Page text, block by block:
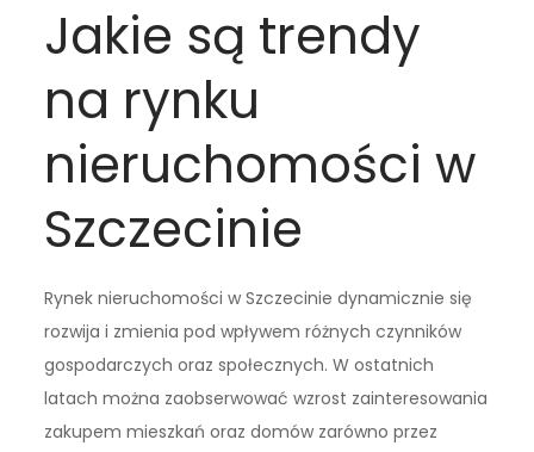
Jakie są trendy
na rynku
nieruchomości w
Szczecinie
Rynek nieruchomości w Szczecinie dynamicznie się
rozwija i zmienia pod wpływem różnych czynników
gospodarczych oraz społecznych. W ostatnich
latach można zaobserwować wzrost zainteresowania
zakupem mieszkań oraz domów zarówno przez